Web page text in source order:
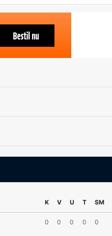
K V U T SM
0 0 0 0 0